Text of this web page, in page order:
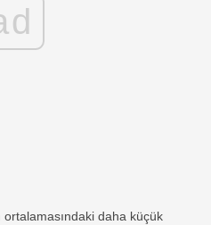
daha küçük